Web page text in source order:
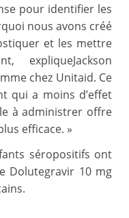
pour identifier les
nous avons créé
et les mettre
expliqueJackson
chez Unitaid. Ce
qui a moins d’effet
à administrer offre
efficace. »
séropositifs ont
Dolutegravir 10 mg